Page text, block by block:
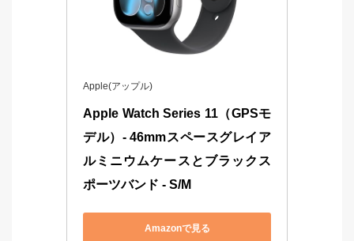
Apple(アップル)
Apple Watch Series 11（GPSモ
デル）- 46mmスペースグレイア
ルミニウムケースとブラックス
ポーツバンド - S/M
Amazonで見る